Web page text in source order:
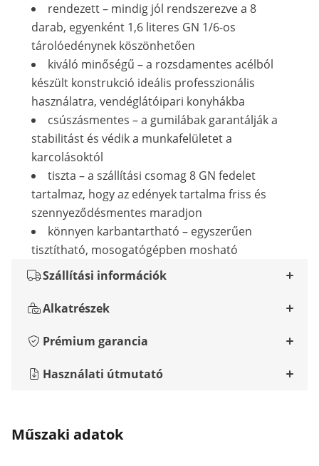
rendezett – mindig jól rendszerezve a 8
darab, egyenként 1,6 literes GN 1/6-os
tárolóedénynek köszönhetően
kiváló minőségű – a rozsdamentes acélból
készült konstrukció ideális professzionális
használatra, vendéglátóipari konyhákba
csúszásmentes – a gumilábak garantálják a
stabilitást és védik a munkafelületet a
karcolásoktól
tiszta – a szállítási csomag 8 GN fedelet
tartalmaz, hogy az edények tartalma friss és
szennyeződésmentes maradjon
könnyen karbantartható – egyszerűen
tisztítható, mosogatógépben mosható
Szállítási információk
Alkatrészek
Prémium garancia
Használati útmutató
Műszaki adatok